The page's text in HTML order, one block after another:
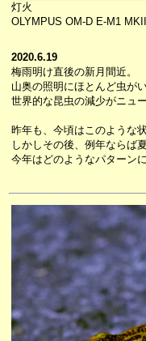
灯火
OLYMPUS OM-D E-M1
2020.6.19
梅雨明け直後の新月間近。
山奥の照明にほとんど虫がい
世界的な昆虫の減少がニュ
昨年も、今頃はこのような
しかしその後、例年ならば
今年はどのようなパターン